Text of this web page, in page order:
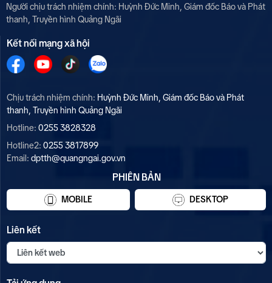
Người chịu trách nhiệm chính: Huỳnh Đức Minh, Giám đốc Báo và Phát
thanh, Truyền hình Quảng Ngãi
Kết nối mạng xã hội
Chịu trách nhiệm chính: Huỳnh Đức Minh, Giám đốc Báo và Phát
thanh, Truyền hình Quảng Ngãi
Hotline: 0255 3828328
Hotline2: 0255 3817899
Email: dptth@quangngai.gov.vn
PHIÊN BẢN
MOBILE DESKTOP
Liên kết